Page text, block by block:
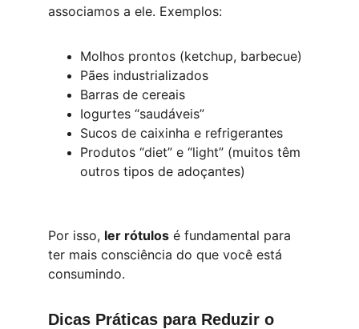
associamos a ele. Exemplos:
Molhos prontos (ketchup, barbecue)
Pães industrializados
Barras de cereais
Iogurtes “saudáveis”
Sucos de caixinha e refrigerantes
Produtos “diet” e “light” (muitos têm
outros tipos de adoçantes)
Por isso, ler rótulos é fundamental para
ter mais consciência do que você está
consumindo.
Dicas Práticas para Reduzir o